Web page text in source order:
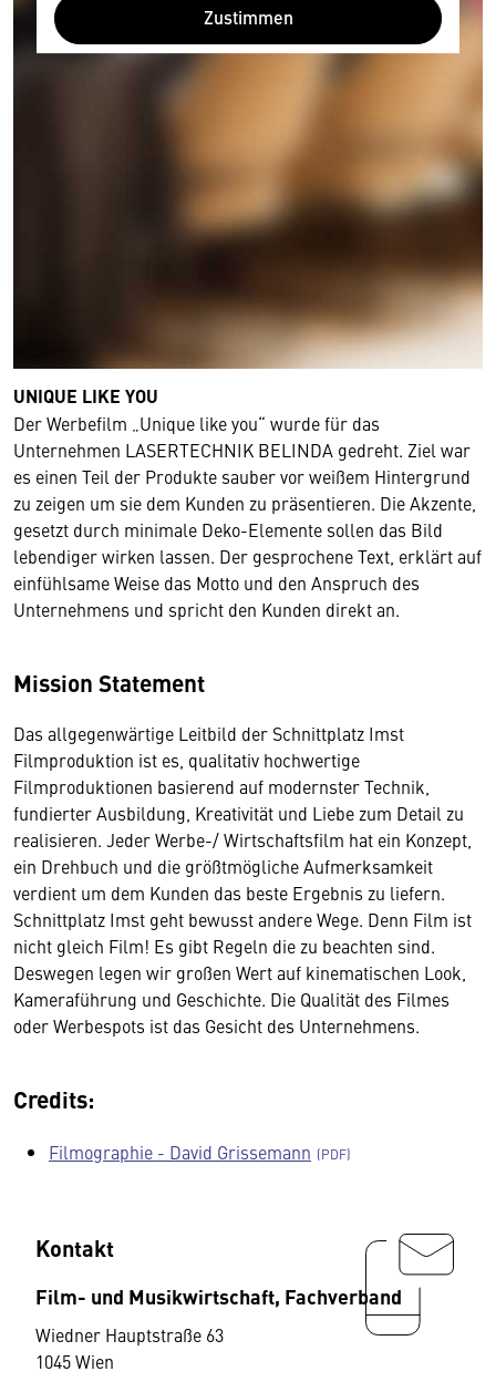
Zustimmen
UNIQUE LIKE YOU
Der Werbefilm „Unique like you“ wurde für das
Unternehmen LASERTECHNIK BELINDA gedreht. Ziel war
es einen Teil der Produkte sauber vor weißem Hintergrund
zu zeigen um sie dem Kunden zu präsentieren. Die Akzente,
gesetzt durch minimale Deko-Elemente sollen das Bild
lebendiger wirken lassen. Der gesprochene Text, erklärt auf
einfühlsame Weise das Motto und den Anspruch des
Unternehmens und spricht den Kunden direkt an.
Mission Statement
Das allgegenwärtige Leitbild der Schnittplatz Imst
Filmproduktion ist es, qualitativ hochwertige
Filmproduktionen basierend auf modernster Technik,
fundierter Ausbildung, Kreativität und Liebe zum Detail zu
realisieren. Jeder Werbe-/ Wirtschaftsfilm hat ein Konzept,
ein Drehbuch und die größtmögliche Aufmerksamkeit
verdient um dem Kunden das beste Ergebnis zu liefern.
Schnittplatz Imst geht bewusst andere Wege. Denn Film ist
nicht gleich Film! Es gibt Regeln die zu beachten sind.
Deswegen legen wir großen Wert auf kinematischen Look,
Kameraführung und Geschichte. Die Qualität des Filmes
oder Werbespots ist das Gesicht des Unternehmens.
Credits:
Filmographie - David Grissemann
Kontakt
Film- und Musikwirtschaft, Fachverband
Wiedner Hauptstraße 63
1045 Wien